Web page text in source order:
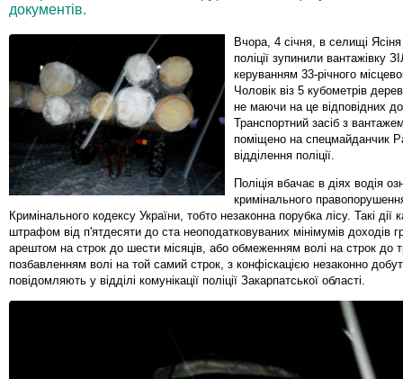
документів.
Вчора, 4 січня, в селищі Ясіня
поліції зупинили вантажівку
керуванням 33-річного
Чоловік віз 5 кубометрів
не маючи на це відповідних
Транспортний засіб з
поміщено на спецмайданчик
відділення поліції.
Поліція вбачає в діях водія
кримінального
Кримінального кодексу України, тобто незаконна порубка лісу. Такі дії
штрафом від п'ятдесяти до ста неоподатковуваних мінімумів доходів
арештом на строк до шести місяців, або обмеженням волі на строк до
позбавленням волі на той самий строк, з конфіскацією незаконно
повідомляють у відділі комунікації поліції Закарпатської області.